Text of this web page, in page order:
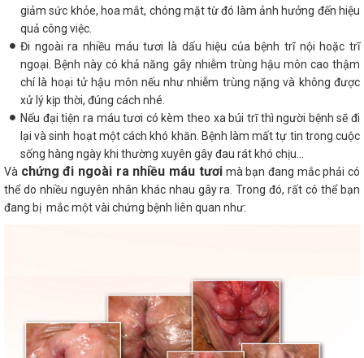
giảm sức khỏe, hoa mắt, chóng mặt từ đó làm ảnh hưởng đến hiệu
quả công việc.
Đi ngoài ra nhiều máu tươi là dấu hiệu của bệnh trĩ nội hoặc trĩ
ngoại. Bệnh này có khả năng gây nhiễm trùng hậu môn cao thậm
chí là hoại tử hậu môn nếu như nhiễm trùng nặng và không được
xử lý kịp thời, đúng cách nhé.
Nếu đại tiện ra máu tươi có kèm theo xa búi trĩ thì người bệnh sẽ đi
lại và sinh hoạt một cách khó khăn. Bệnh làm mất tự tin trong cuộc
sống hàng ngày khi thường xuyên gây đau rát khó chịu...
Và chứng đi ngoài ra nhiều máu tươimà bạn đang mắc phải có
thể do nhiều nguyên nhân khác nhau gây ra. Trong đó, rất có thể bạn
đang bị mắc một vài chứng bệnh liên quan như: